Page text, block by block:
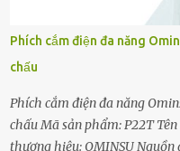
khi cắm nối, đảm bảo dẫn
phát nhiệt - Thân đầu nối
khả năng chống va đập,
mạ niken chống gỉ sét, tăng độ
Phích cắm điện đa năng
chấu
Phích cắm điện đa năng
chấu Mã sản phẩm: P22T
thương hiệu: OMINSU